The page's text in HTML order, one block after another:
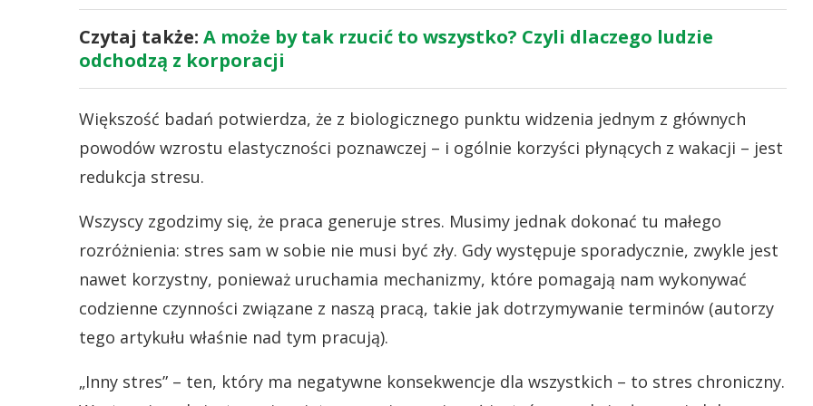
Czytaj także: A może by tak rzucić to wszystko? Czyli dlaczego ludzie
odchodzą z korporacji
Większość badań potwierdza, że z biologicznego punktu widzenia jednym z głównych
powodów wzrostu elastyczności poznawczej – i ogólnie korzyści płynących z wakacji – jest
redukcja stresu.
Wszyscy zgodzimy się, że praca generuje stres. Musimy jednak dokonać tu małego
rozróżnienia: stres sam w sobie nie musi być zły. Gdy występuje sporadycznie, zwykle jest
nawet korzystny, ponieważ uruchamia mechanizmy, które pomagają nam wykonywać
codzienne czynności związane z naszą pracą, takie jak dotrzymywanie terminów (autorzy
tego artykułu właśnie nad tym pracują).
„Inny stres” – ten, który ma negatywne konsekwencje dla wszystkich – to stres chroniczny.